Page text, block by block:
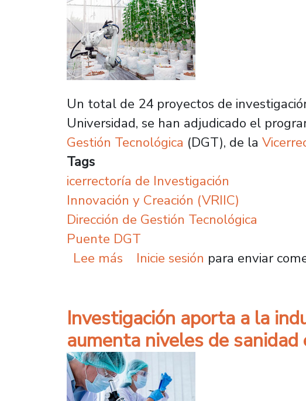
Un total de 24 proyectos de
Universidad, se han adjudicado el
Gestión Tecnológica (DGT), de la
Tags
icerrectoría de Investigación
Innovación y Creación (VRIIC)
Dirección de Gestión Tecnológica
Puente DGT
Lee más sobre Investigadores
Inicie sesión para enviar
Investigación aporta a la
aumenta niveles de sanidad